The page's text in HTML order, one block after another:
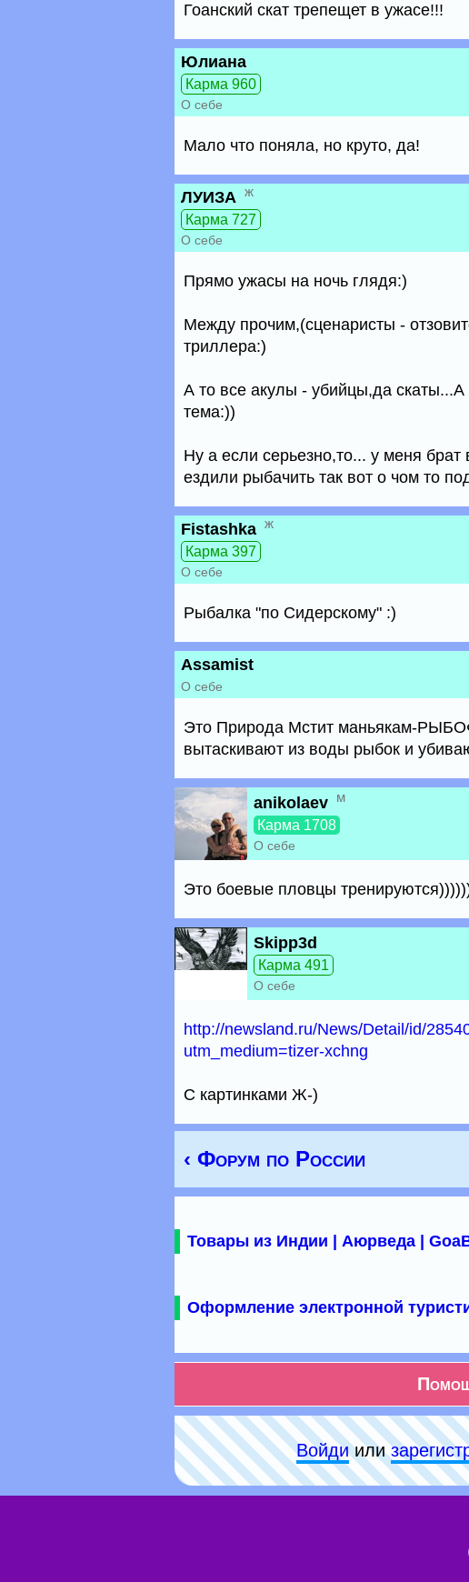
Гоанский скат трепещет в ужасе!!!
Юлиана
Карма 960
О себе
Мало что поняла, но круто, да!
ЛУИЗА ж
Карма 727
О себе
Прямо ужасы на ночь глядя:)
Между прочим,(сценаристы -
триллера:)
А то все акулы - убийцы,да скаты...А
тема:))
Ну а если серьезно,то... у меня
ездили рыбачить так вот о чом то
Fistashka ж
Карма 397
О себе
Рыбалка "по Сидерскому" :)
Assamist
О себе
Это Природа Мстит маньякам-
вытаскивают из воды рыбок и
anikolaev м
Карма 1708
О себе
Это боевые пловцы
Skipp3d
Карма 491
О себе
http://newsland.ru/News/Detail/id/
utm_medium=tizer-xchng
С картинками Ж-)
‹ Форум по России
Товары из Индии | Аюрведа |
Оформление электронной
Войдиили